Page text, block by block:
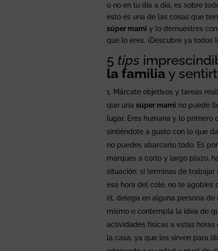
o no en tu día a día, es sobre
esto es una de las cosas que
súper mami y lo demuestres
que lo eres. ¡Descubre ya
5 tips
la familia y
Márcate objetivos y tareas
que unasúper mami no puede
lugar. Eres humana y lo
sintiéndote a gusto con lo que
no puedes abarcarlo todo. Es
marques a corto y largo plazo,
situación: si terminas de
esa hora del cole, no te
él, delega en alguna persona
mismo o contempla la idea de
actividades físicas a estas
la casa, ya que les sirven para